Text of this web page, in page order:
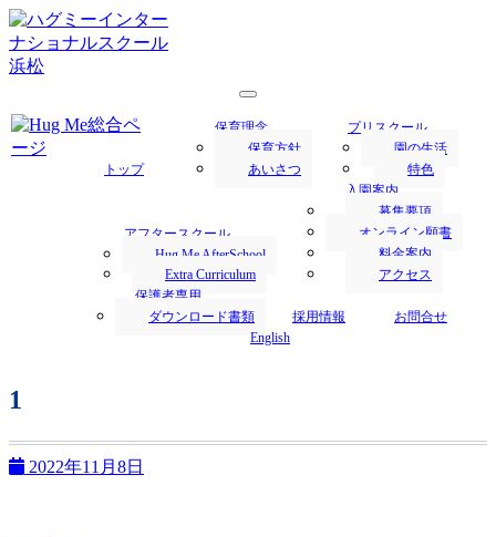
浜松の保育園／Hug Me International
School｜ハグミー・インターナショナ
浜松市にあるハグミー・インターナショナルスクールでは、
1才からの英語保育を行います。
トップ
保育理念
保育方針
あいさつ
プリスクール
園の生活
特色
アフタースクール
Hug Me AfterSchool
Extra Curriculum
入園案内
募集要項
オンライン願書
料金案内
アクセス
保護者専用
ダウンロード書類
採用情報
お問合せ
English
1
2022年11月8日